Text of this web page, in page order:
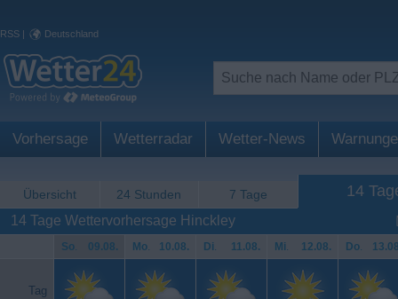
RSS | Deutschland
Vorhersage Wetterradar Wetter-News
Übersicht 24 Stunden 7 Tage 14
14 Tage Wettervorhersage Hinckley
So. 09.08. Mo. 10.08. Di. 11.08. Mi. 12.08. Do.
Tag